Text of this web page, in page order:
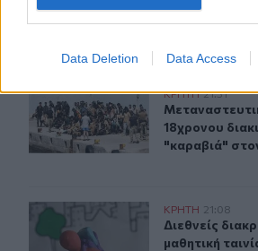
Data Deletion Data Access
Μεταναστευτικό: Σύλληψη
ΚΡΗΤΗ 21:31
18χρονου
"καραβιά"
Διεθνείς διακρίσεις για τη
ΚΡΗΤΗ 21:08
Διεθνείς
Διεθνείς
μαθητική